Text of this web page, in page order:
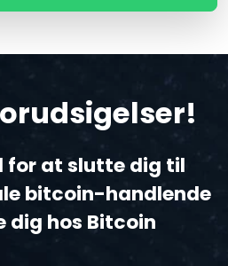
for at slutte dig til
bitcoin-handlende
dig hos Bitcoin